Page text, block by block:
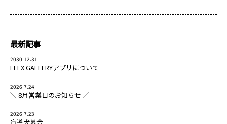
最新記事
2030.12.31
FLEX GALLERYアプリについて
2026.7.24
＼ 8月営業日のお知らせ ／
2026.7.23